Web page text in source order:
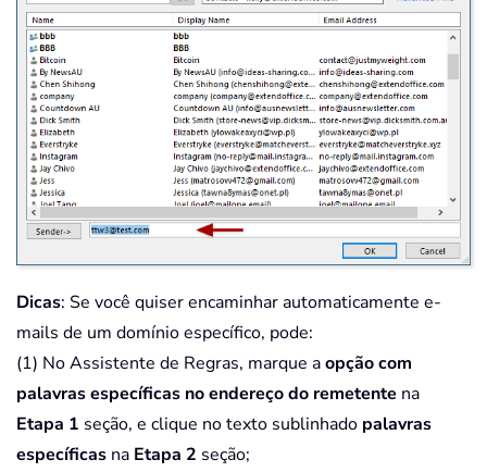
Dicas: Se você quiser encaminhar automaticamente e-
mails de um domínio específico, pode:
(1) No Assistente de Regras, marque aopção com
palavras específicas no endereço do remetente na
Etapa 1 seção, e clique no texto sublinhado palavras
específicas na Etapa 2 seção;